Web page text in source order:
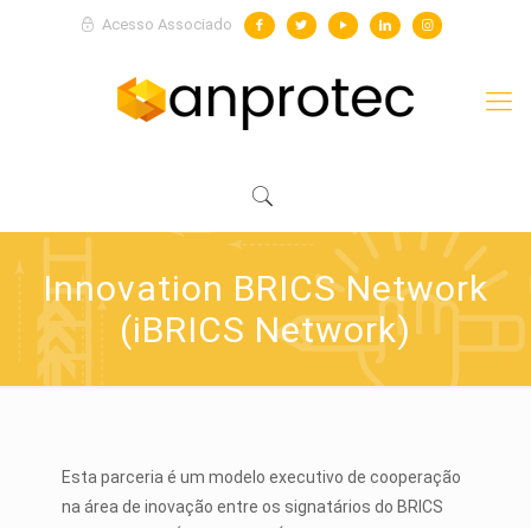
Acesso Associado
Innovation BRICS Network
(iBRICS Network)
Esta parceria é um modelo executivo de cooperação
na área de inovação entre os signatários do BRICS